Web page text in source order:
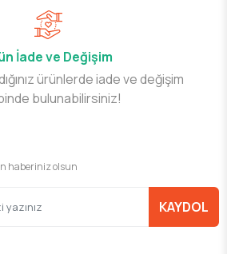
İade ve Değişim
ürünlerde iade ve değişim
bulunabilirsiniz!
haberiniz olsun
KAYDOL